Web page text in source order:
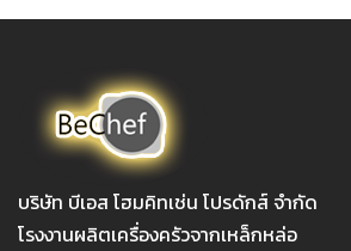
บริษัท บีเอส โฮมคิทเช่น โปรดักส์ จำกัด
โรงงานผลิตเครื่องครัวจากเหล็กหล่อ